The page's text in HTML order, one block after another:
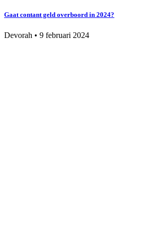
Gaat contant geld overboord in 2024?
Devorah • 9 februari 2024